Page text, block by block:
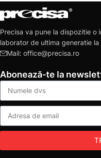
Precisa va pune la dispozitie
laborator de ultima generatie
Mail: office@precisa.ro
Abonează-te la